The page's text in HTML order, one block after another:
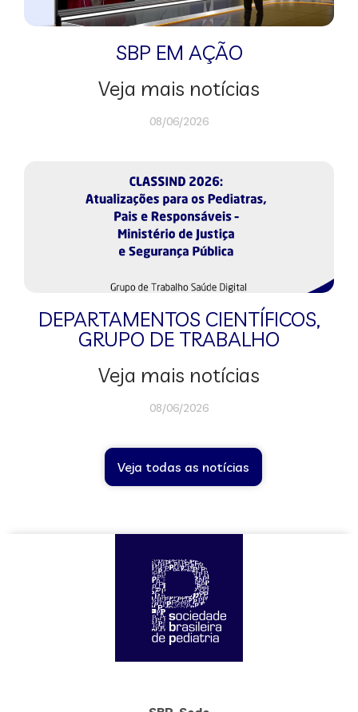
SBP EM AÇÃO
Veja mais notícias
08/06/2026
DEPARTAMENTOS CIENTÍFICOS,
GRUPO DE TRABALHO
Veja mais notícias
08/06/2026
Veja todas as notícias